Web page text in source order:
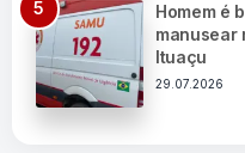
Homem é
manusear
Ituaçu
29.07.2026